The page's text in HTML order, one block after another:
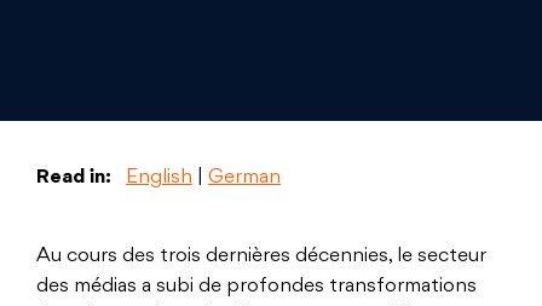
Read in: English German
Au cours des trois dernières décennies, le secteur
des médias a subi de profondes transformations